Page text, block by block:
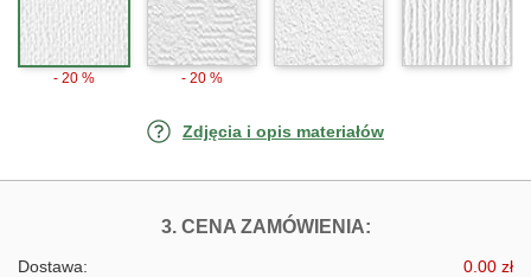
- 20 % - 20 %
Zdjęcia i opis materiałów
3. CENA ZAMÓWIENIA:FOTOTAPETY
Dostawa: 0.00 zł